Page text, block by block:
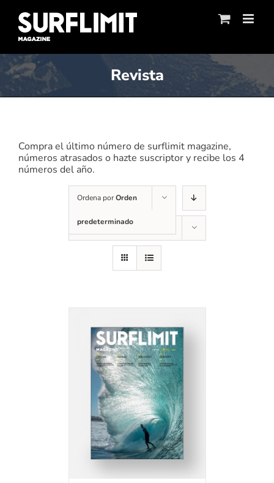
content
Revista
Compra el último número de surflimit magazine,
números atrasados o hazte suscriptor y recibe los 4
números del año.
Ordena porOrden
predeterminado
Mostrar
AÑADIR AL
CARRITO /
DETALLES